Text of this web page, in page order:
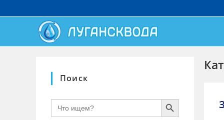
Поиск
Search
for:
SEARCH BUTTON